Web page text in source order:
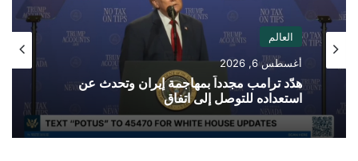
العالم
أغسطس 6, 2026
هدّد ترامب مجدداً بمهاجمة إيران وتحدث عن
استعداده للتوصل إلى اتفاق